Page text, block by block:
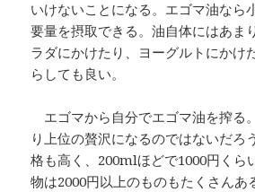
いけないことになる。エゴマ油なら
要量を摂取できる。油自体にはあま
ラダにかけたり、ヨーグルトにかけ
らしても良い。
エゴマから自分でエゴマ油を搾る
り上位の贅沢になるのではないだろ
格も高く、200mlほどで1000円くら
物は2000円以上のものもたくさんあ